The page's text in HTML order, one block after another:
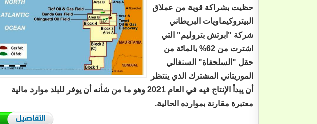
حظيت بشراكة قوية من عملاق
البيتروكيماويات البريطاني
شركة "ابرتش بتروليم" التي
اشترت من 62% بالمائة من
حقل "السلحفاة" السنغالي
الموريتاني المشترك الذي ينتظر
أن يبدأ الإنتاج فيه في العام 2021 وهو ما من شأنه أن يوفر للبلد موارد مالية
معتبرة مقارنة بموارده الحالية.